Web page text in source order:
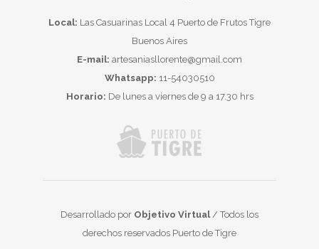
Local: Las Casuarinas Local 4 Puerto de Frutos Tigre
Buenos Aires
E-mail: artesaniasllorente@gmail.com
Whatsapp: 11-54030510
Horario: De lunes a viernes de 9 a 17.30 hrs
Desarrollado por Objetivo Virtual/ Todos los
derechos reservados Puerto de Tigre